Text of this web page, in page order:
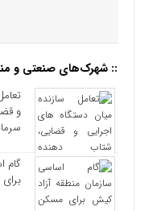
:: شهرک‌های صنعتی و
و
گام